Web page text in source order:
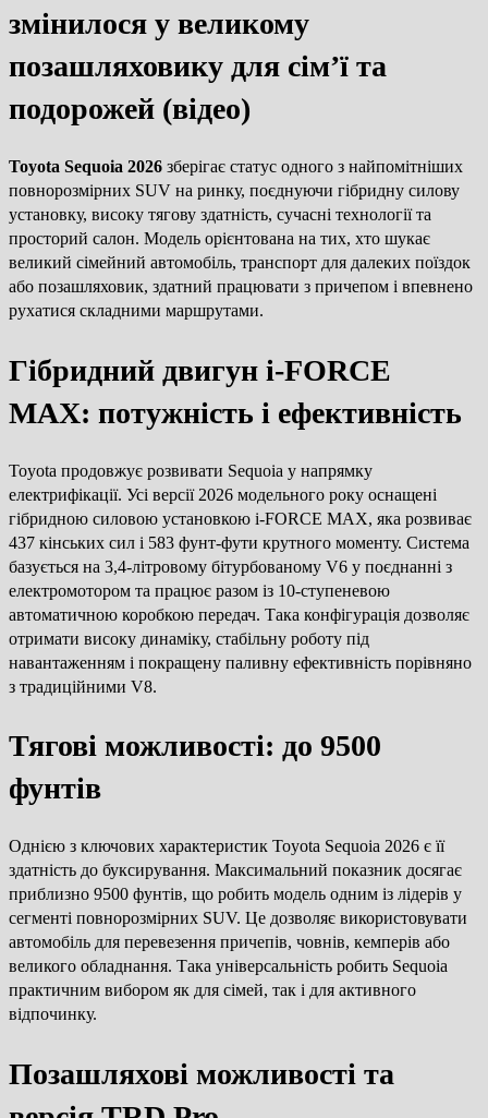
змінилося у великому
позашляховику для сім’ї та
подорожей (відео)
Toyota Sequoia 2026 зберігає статус одного з найпомітніших
повнорозмірних SUV на ринку, поєднуючи гібридну силову
установку, високу тягову здатність, сучасні технології та
просторий салон. Модель орієнтована на тих, хто шукає
великий сімейний автомобіль, транспорт для далеких поїздок
або позашляховик, здатний працювати з причепом і впевнено
рухатися складними маршрутами.
Гібридний двигун i-FORCE
MAX: потужність і ефективність
Toyota продовжує розвивати Sequoia у напрямку
електрифікації. Усі версії 2026 модельного року оснащені
гібридною силовою установкою i-FORCE MAX, яка розвиває
437 кінських сил і 583 фунт-фути крутного моменту. Система
базується на 3,4-літровому бітурбованому V6 у поєднанні з
електромотором та працює разом із 10-ступеневою
автоматичною коробкою передач. Така конфігурація дозволяє
отримати високу динаміку, стабільну роботу під
навантаженням і покращену паливну ефективність порівняно
з традиційними V8.
Тягові можливості: до 9500
фунтів
Однією з ключових характеристик Toyota Sequoia 2026 є її
здатність до буксирування. Максимальний показник досягає
приблизно 9500 фунтів, що робить модель одним із лідерів у
сегменті повнорозмірних SUV. Це дозволяє використовувати
автомобіль для перевезення причепів, човнів, кемперів або
великого обладнання. Така універсальність робить Sequoia
практичним вибором як для сімей, так і для активного
відпочинку.
Позашляхові можливості та